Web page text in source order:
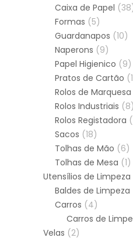
Caixa de Papel
Formas (5)
Guardanapos (10)
Naperons (9)
Papel Higienico (9)
Pratos de Cartão
Rolos de Marquesa
Rolos Industriais (8)
Rolos Registadora
Sacos (18)
Tolhas de Mão (6)
Tolhas de Mesa (1)
Utensílios de Limpeza
Baldes de Limpeza
Carros (4)
Carros de
Velas (2)